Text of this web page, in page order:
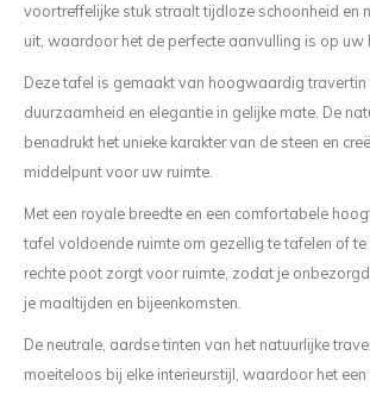
voortreffelijke stuk straalt tijdloze schoonheid en
uit, waardoor het de perfecte aanvulling is op uw
Deze tafel is gemaakt van hoogwaardig travertin
duurzaamheid en elegantie in gelijke mate. De
benadrukt het unieke karakter van de steen en
middelpunt voor uw ruimte.
Met een royale breedte en een comfortabele
tafel voldoende ruimte om gezellig te tafelen of te
rechte poot zorgt voor ruimte, zodat je
je maaltijden en bijeenkomsten.
De neutrale, aardse tinten van het natuurlijke
moeiteloos bij elke interieurstijl, waardoor het